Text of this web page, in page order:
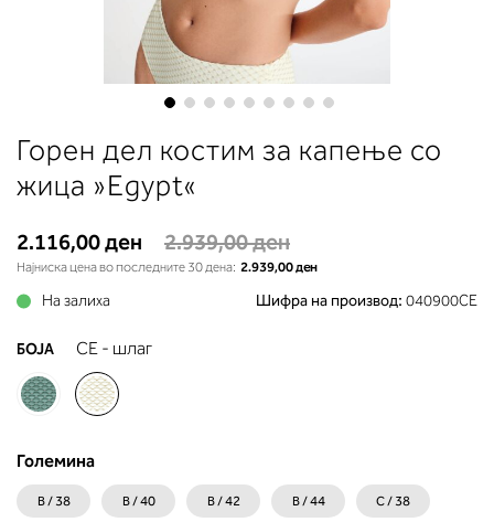
to
the
beginning
the
images
gallery
Горен дел костим за капење со
жица »Egypt«
2.116,00 ден 2.939,00 ден
Најниска цена во последните 30 дена: 2.939,00 ден
На залиха Шифра на производ: 040900CE
БОЈА CE - шлаг
Големина
B / 38 B / 40 B / 42 B / 44 C / 38
до вдлабнатината помеѓу
Во делот 2 ќе прочитате која
длабочина на корпата одговара
вашето мерење (А, Б...) -
во колоната што сте ја